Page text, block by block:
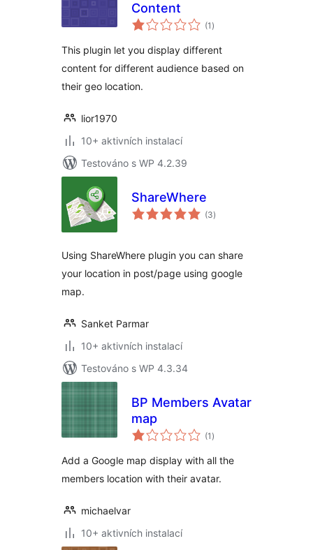
Content
(1 celkové
hodnocení
)
This plugin let you display different
content for different audience based on
their geo location.
lior1970
10+ aktivních instalací
Testováno s WP 4.2.39
ShareWhere
(3celkové
hodnocení
)
Using ShareWhere plugin you can share
your location in post/page using google
map.
Sanket Parmar
10+ aktivních instalací
Testováno s WP 4.3.34
BP Members Avatar
map
(1 celkové
hodnocení
)
Add a Google map display with all the
members location with their avatar.
michaelvar
10+ aktivních instalací